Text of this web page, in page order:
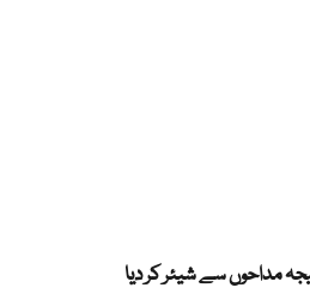
مداحوں سے شیئر کر دیا